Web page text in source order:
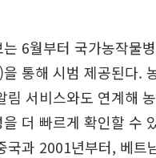
6월부터 국가농작물
통해 시범 제공된다.
림 서비스와도 연계해
더 빠르게 확인할 수
국과 2001년부터, 베트